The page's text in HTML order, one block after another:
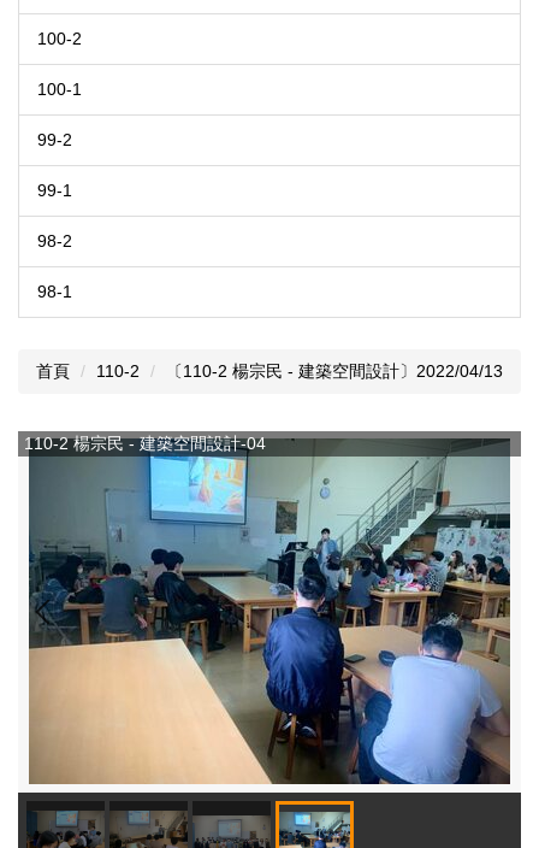
100-2
100-1
99-2
99-1
98-2
98-1
首頁 110-2 〔110-2 楊宗民 - 建築空間設計〕2022/04/13
110-2 楊宗民 - 建築空間設計-04